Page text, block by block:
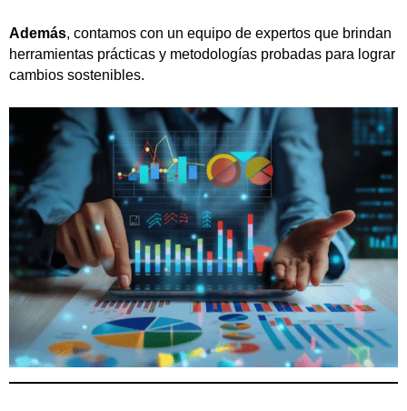
Además, contamos con un equipo de expertos que brindan
herramientas prácticas y metodologías probadas para lograr
cambios sostenibles.